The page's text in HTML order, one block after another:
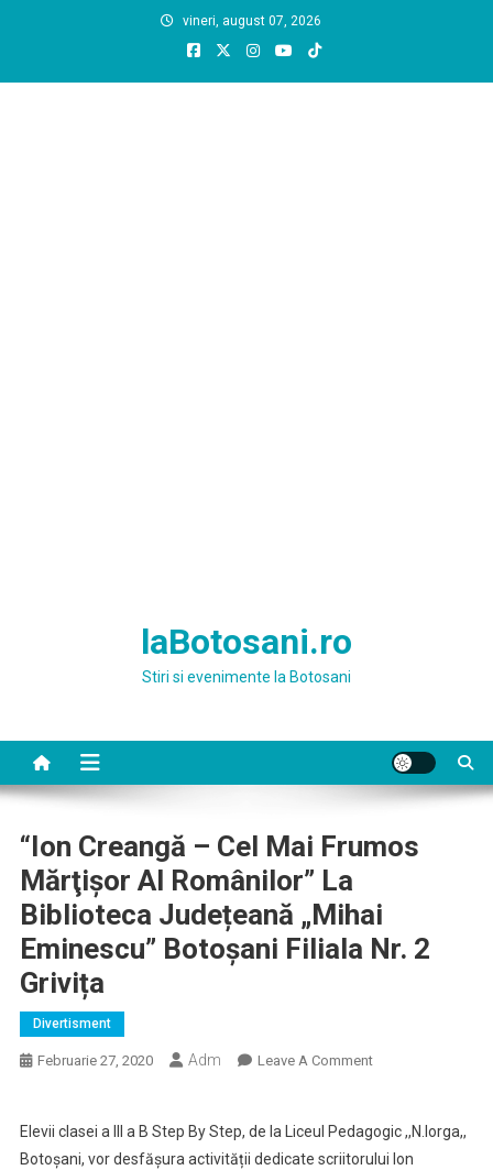
vineri, august 07, 2026
laBotosani.ro
Stiri si evenimente la Botosani
“Ion Creangă – Cel Mai Frumos
Mărţişor Al Românilor” La
Biblioteca Județeană „Mihai
Eminescu” Botoșani Filiala Nr. 2
Grivița
Divertisment
Februarie 27, 2020 Adm Leave A CommentOn
Mai
Frumos
Elevii clasei a III a B Step By Step, de la Liceul Pedagogic ,,N.Iorga,,
Botoșani, vor desfășura activității dedicate scriitorului Ion